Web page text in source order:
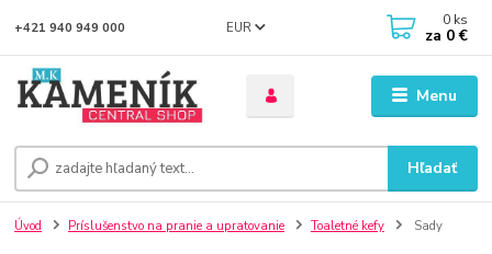
Menu
EUR
Hľadať
+421 940 949 000 0 ks
za 0 €
Úvod Príslušenstvo na pranie a upratovanie Toaletné kefy Sady